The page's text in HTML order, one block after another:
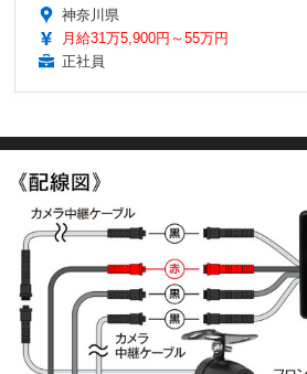
神奈川県
月給31万5,900円～55万円
正社員